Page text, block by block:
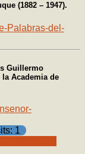
(1882 – 1947).
Palabras-del-
Guillermo
Academia de
1